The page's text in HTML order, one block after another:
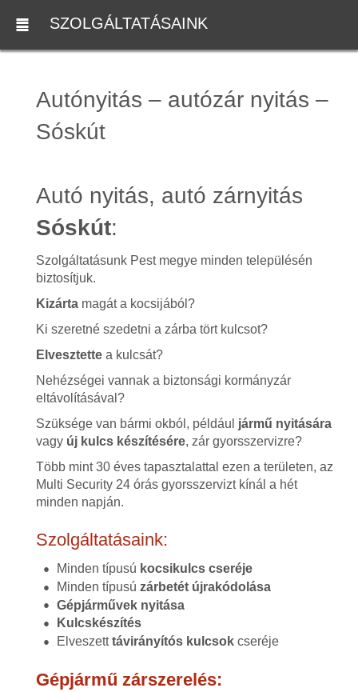
SZOLGÁLTATÁSAINK
Autónyitás – autózár nyitás –
Sóskút
Autó nyitás, autó zárnyitás
Sóskút:
Szolgáltatásunk Pest megye minden településén
biztosítjuk.
Kizártamagát a kocsijából?
Ki szeretné szedetni a zárba tört kulcsot?
Elvesztettea kulcsát?
Nehézségei vannak a biztonsági kormányzár
eltávolításával?
Szüksége van bármi okból, például jármű nyitására
vagy új kulcs készítésére, zár gyorsszervizre?
Több mint 30 éves tapasztalattal ezen a területen, az
Multi Security 24 órás gyorsszervizt kínál a hét
minden napján.
Szolgáltatásaink:
Minden típusú kocsikulcs cseréje
Minden típusú zárbetét újrakódolása
Gépjárművek nyitása
Kulcskészítés
Elveszetttávirányítós kulcsokcseréje
Gépjármű zárszerelés: